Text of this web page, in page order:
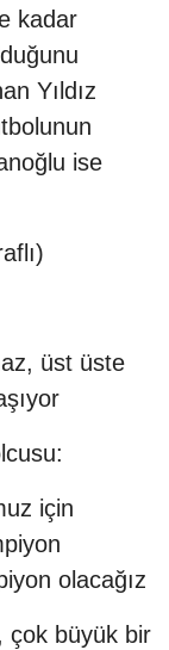
kadar
Yıldız
ise
üst üste
için
olacağız
çok büyük bir